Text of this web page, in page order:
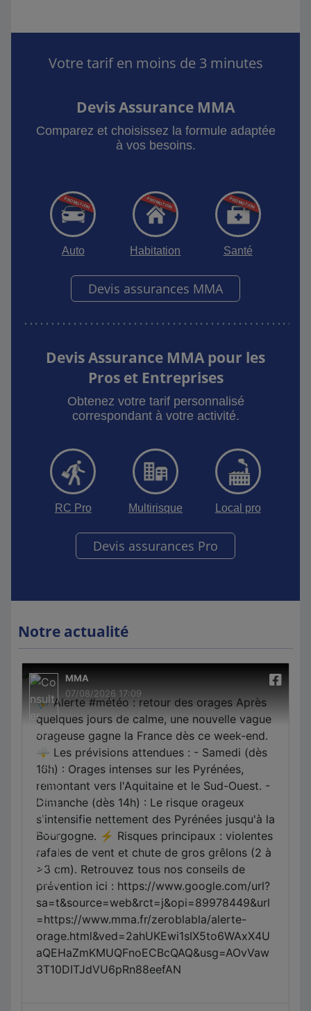
Votre tarif en moins de 3 minutes
Devis Assurance MMA
Comparez et choisissez la formule adaptée
à vos besoins.
Auto Habitation Santé
Devis assurances MMA
Devis Assurance MMA pour les
Pros et Entreprises
Obtenez votre tarif personnalisé
correspondant à votre activité.
RC Pro Multirisque Local pro
Devis assurances Pro
Notre actualité